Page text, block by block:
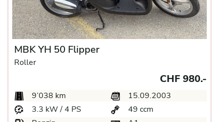
MBK YH 50 Flipper
Roller
CHF 980.-
9’038 km
15.09.2003
3.3 kW / 4 PS
49 ccm